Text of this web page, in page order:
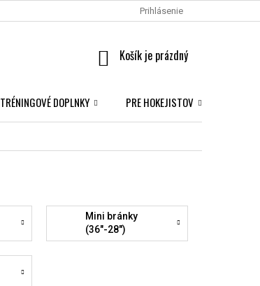
Prihlásenie
NÁKUPNÝ
TRÉNINGOVÉ DOPLNKY PRE HOKEJISTOV
Mini bránky
(36"-28")